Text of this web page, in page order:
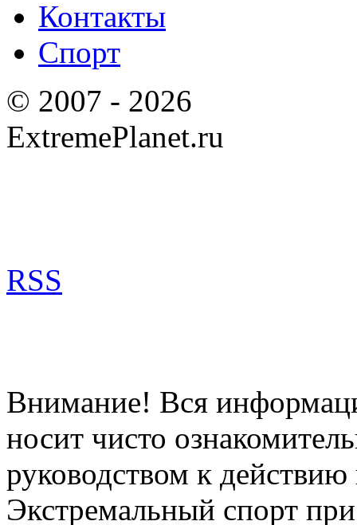
Контакты
Спорт
© 2007 - 2026
ExtremePlanet.ru
RSS
Внимание! Вся
носит чисто
руководством к
Экстремальный спорт